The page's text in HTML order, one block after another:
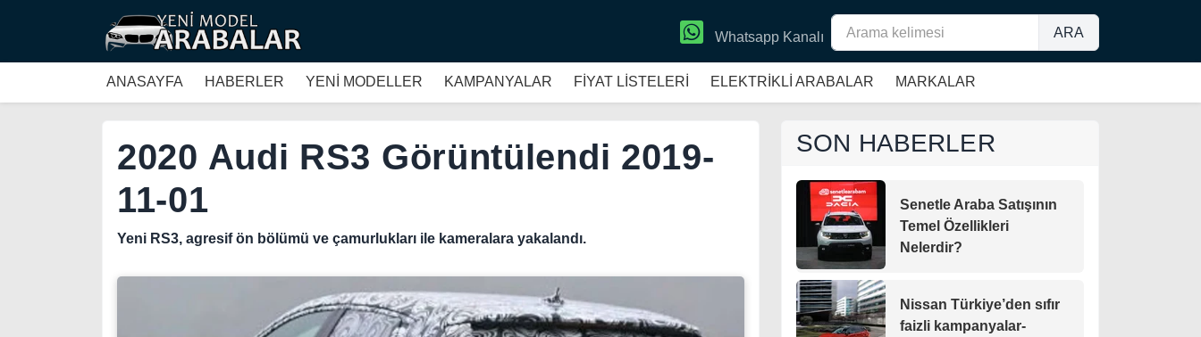
ARA
Whatsapp Kanalı
ANASAYFA HABERLER YENİ MODELLER KAMPANYALAR FİYAT LİSTELERİ ELEKTRİKLİ ARABALAR MARKALAR
2020 Audi RS3 Görüntülendi 2019-
11-01
Yeni RS3, agresif ön bölümü ve çamurlukları ile kameralara yakalandı.
SON HABERLER
Senetle Araba Satışının
Temel Özellikleri
Nelerdir?
Nissan Türkiye’den sıfır
faizli kampanyalar-